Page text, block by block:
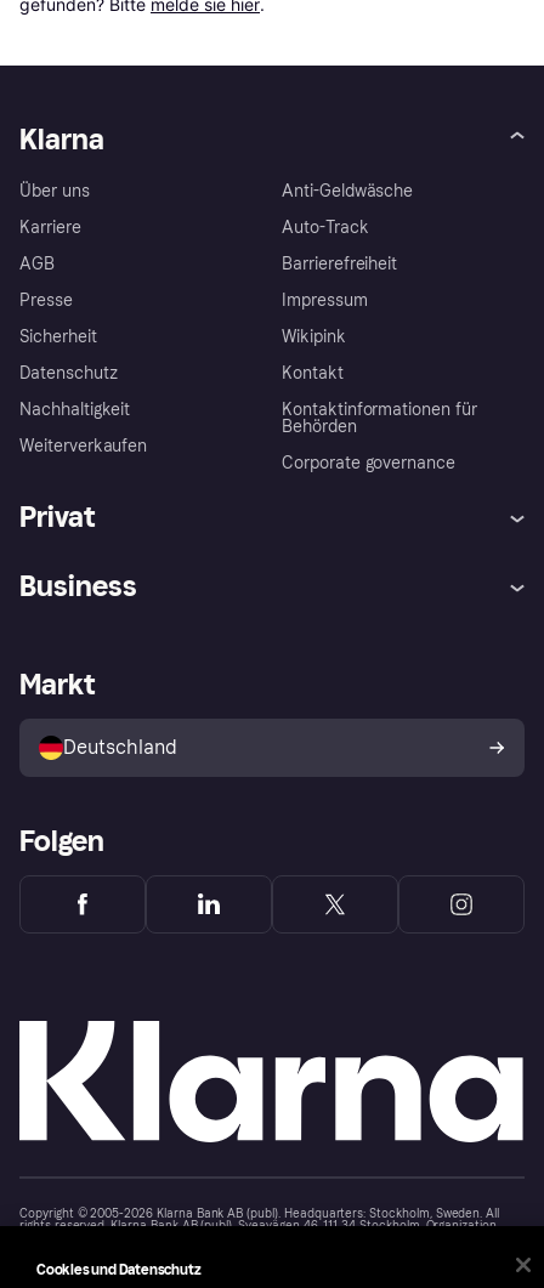
gefunden? Bitte melde sie hier.
Klarna
Über uns
Karriere
AGB
Presse
Sicherheit
Datenschutz
Nachhaltigkeit
Weiterverkaufen
Anti-Geldwäsche
Auto-Track
Barrierefreiheit
Impressum
Wikipink
Kontakt
Kontaktinformationen für
Behörden
Corporate governance
Privat
Klarna App
Shops entdecken
Käuferschutzrichtlinie
Dein Widerrufsrecht
Business
Händlerportal
Markt
Deutschland
Folgen
Copyright © 2005-2026 Klarna Bank AB (publ). Headquarters: Stockholm, Sweden. All
rights reserved. Klarna Bank AB (publ). Sveavägen 46, 111 34 Stockholm. Organization
Cookies und Datenschutz